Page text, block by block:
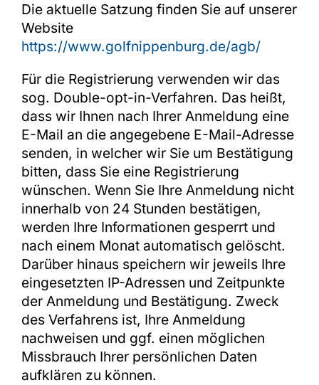
Die aktuelle Satzung finden Sie auf unserer
Website
https://www.golfnippenburg.de/agb/
Für die Registrierung verwenden wir das
sog. Double-opt-in-Verfahren. Das heißt,
dass wir Ihnen nach Ihrer Anmeldung eine
E-Mail an die angegebene E-Mail-Adresse
senden, in welcher wir Sie um Bestätigung
bitten, dass Sie eine Registrierung
wünschen. Wenn Sie Ihre Anmeldung nicht
innerhalb von 24 Stunden bestätigen,
werden Ihre Informationen gesperrt und
nach einem Monat automatisch gelöscht.
Darüber hinaus speichern wir jeweils Ihre
eingesetzten IP-Adressen und Zeitpunkte
der Anmeldung und Bestätigung. Zweck
des Verfahrens ist, Ihre Anmeldung
nachweisen und ggf. einen möglichen
Missbrauch Ihrer persönlichen Daten
aufklären zu können.